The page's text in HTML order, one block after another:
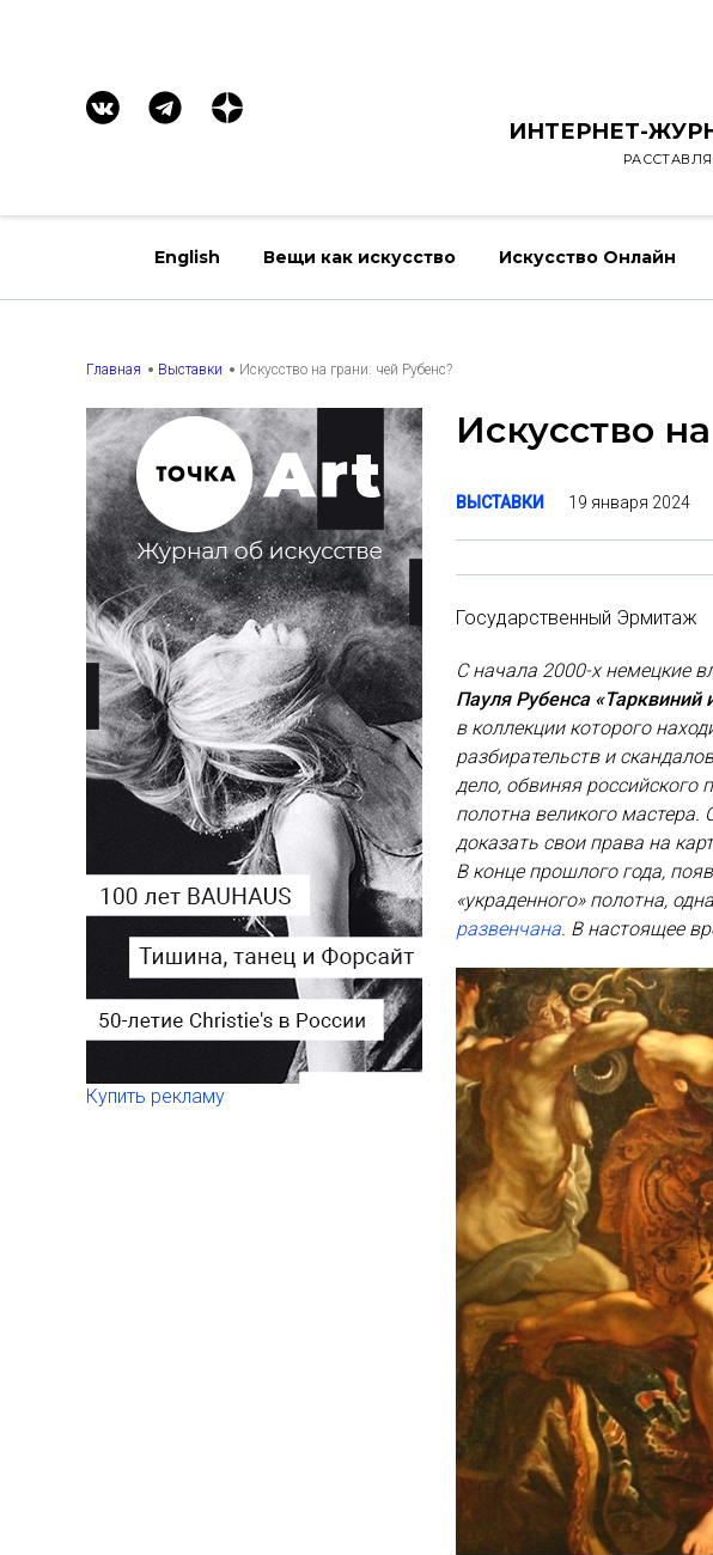
ИНТЕРНЕТ-
English Вещи как искусство Искусство Онлайн
Главная Выставки Искусство на грани: чей Рубенс?
Купить рекламу
Искусство
ВЫСТАВКИ 19 января 2024
Государственный Эрмитаж
С начала 2000-х немецкие
Пауля Рубенса «Тарквиний
в коллекции которого
разбирательств и
дело, обвиняя российского
полотна великого мастера.
доказать свои права на
В конце прошлого года,
«украденного» полотна,
развенчана. В настоящее